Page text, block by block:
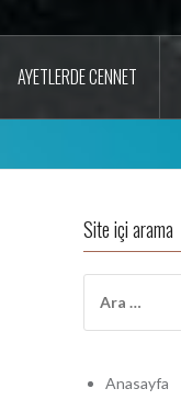
AYETLERDE CENNET
Site içi arama
a
a
Anasayfa